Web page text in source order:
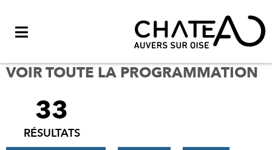
VOIR TOUTE LA PROGRAMMATION
FILTRER
RÉSULTATS
33
RÉSULTATS